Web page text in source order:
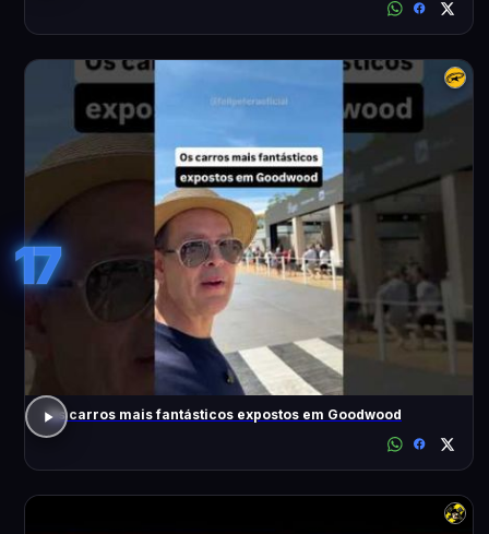
17
Os carros mais fantásticos expostos em Goodwood